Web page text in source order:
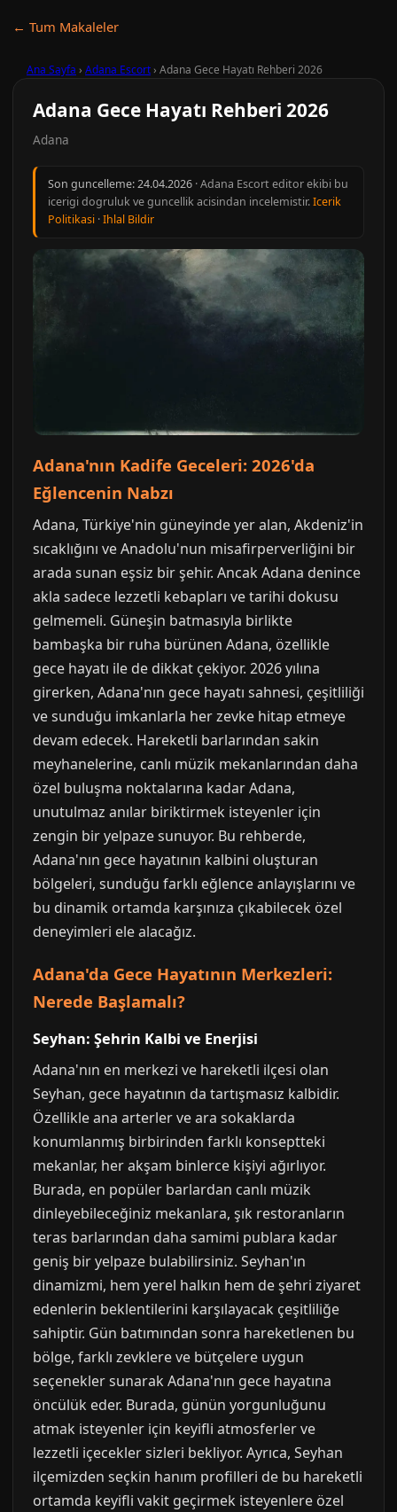
← Tum Makaleler
Ana Sayfa › Adana Escort› Adana Gece Hayatı Rehberi 2026
Adana Gece Hayatı Rehberi 2026
Adana
Son guncelleme:24.04.2026 · Adana Escort editor ekibi bu
icerigi dogruluk ve guncellik acisindan incelemistir.Icerik
Politikasi ·Ihlal Bildir
Adana'nın Kadife Geceleri: 2026'da
Eğlencenin Nabzı
Adana, Türkiye'nin güneyinde yer alan, Akdeniz'in
sıcaklığını ve Anadolu'nun misafirperverliğini bir
arada sunan eşsiz bir şehir. Ancak Adana denince
akla sadece lezzetli kebapları ve tarihi dokusu
gelmemeli. Güneşin batmasıyla birlikte
bambaşka bir ruha bürünen Adana, özellikle
gece hayatı ile de dikkat çekiyor. 2026 yılına
girerken, Adana'nın gece hayatı sahnesi, çeşitliliği
ve sunduğu imkanlarla her zevke hitap etmeye
devam edecek. Hareketli barlarından sakin
meyhanelerine, canlı müzik mekanlarından daha
özel buluşma noktalarına kadar Adana,
unutulmaz anılar biriktirmek isteyenler için
zengin bir yelpaze sunuyor. Bu rehberde,
Adana'nın gece hayatının kalbini oluşturan
bölgeleri, sunduğu farklı eğlence anlayışlarını ve
bu dinamik ortamda karşınıza çıkabilecek özel
deneyimleri ele alacağız.
Adana'da Gece Hayatının Merkezleri:
Nerede Başlamalı?
Seyhan: Şehrin Kalbi ve Enerjisi
Adana'nın en merkezi ve hareketli ilçesi olan
Seyhan, gece hayatının da tartışmasız kalbidir.
Özellikle ana arterler ve ara sokaklarda
konumlanmış birbirinden farklı konseptteki
mekanlar, her akşam binlerce kişiyi ağırlıyor.
Burada, en popüler barlardan canlı müzik
dinleyebileceğiniz mekanlara, şık restoranların
teras barlarından daha samimi publara kadar
geniş bir yelpaze bulabilirsiniz. Seyhan'ın
dinamizmi, hem yerel halkın hem de şehri ziyaret
edenlerin beklentilerini karşılayacak çeşitliliğe
sahiptir. Gün batımından sonra hareketlenen bu
bölge, farklı zevklere ve bütçelere uygun
seçenekler sunarak Adana'nın gece hayatına
öncülük eder. Burada, günün yorgunluğunu
atmak isteyenler için keyifli atmosferler ve
lezzetli içecekler sizleri bekliyor. Ayrıca, Seyhan
ilçemizden seçkin hanım profilleri de bu hareketli
ortamda keyifli vakit geçirmek isteyenlere özel